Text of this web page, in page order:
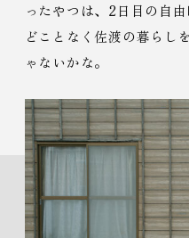
ったやつは、2日目の自
どことなく佐渡の暮らし
ゃないかな。